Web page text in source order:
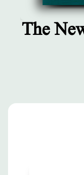
I
The